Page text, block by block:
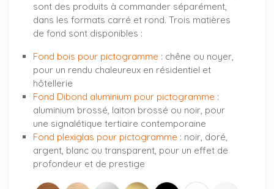
sont des produits à commander séparément,
dans les formats carré et rond. Trois matières
de fond sont disponibles :
Fond bois pour pictogramme : chêne ou noyer,
pour un rendu chaleureux en résidentiel et
hôtellerie
Fond Dibond aluminium pour pictogramme :
aluminium brossé, laiton brossé ou noir, pour
une signalétique tertiaire contemporaine
Fond plexiglas pour pictogramme : noir, doré,
argent, blanc ou transparent, pour un effet de
profondeur et de prestige